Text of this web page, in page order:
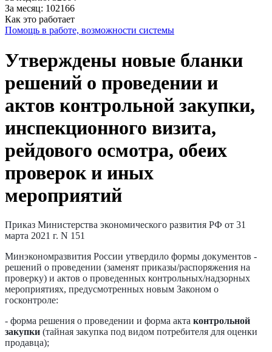
За месяц: 102166
Как это работает
Помощь в работе, возможности системы
Утверждены новые бланки
решений о проведении и
актов контрольной закупки,
инспекционного визита,
рейдового осмотра, обеих
проверок и иных
мероприятий
Приказ Министерства экономического развития РФ от 31
марта 2021 г. N 151
Минэкономразвития России утвердило формы документов -
решений о проведении (заменят приказы/распоряжения на
проверку) и актов о проведенных контрольных/надзорных
мероприятиях, предусмотренных новым Законом о
госконтроле:
- форма решения о проведении и форма акта контрольной
закупки (тайная закупка под видом потребителя для оценки
продавца);